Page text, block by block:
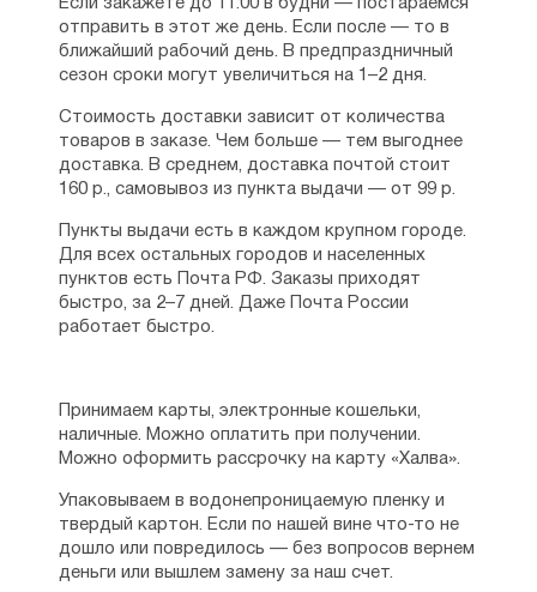
Если закажете до 11:00 в будни — постараемся
отправить в этот же день. Если после — то в
ближайший рабочий день. В предпраздничный
сезон сроки могут увеличиться на 1–2 дня.
Стоимость доставки зависит от количества
товаров в заказе. Чем больше — тем выгоднее
доставка. В среднем, доставка почтой стоит
160 р., самовывоз из пункта выдачи — от 99 р.
Пункты выдачи есть в каждом крупном городе.
Для всех остальных городов и населенных
пунктов есть Почта РФ. Заказы приходят
быстро, за 2–7 дней. Даже Почта России
работает быстро.
Принимаем карты, электронные кошельки,
наличные. Можно оплатить при получении.
Можно оформить рассрочку на карту «Халва».
Упаковываем в водонепроницаемую пленку и
твердый картон. Если по нашей вине что-то не
дошло или повредилось — без вопросов вернем
деньги или вышлем замену за наш счет.